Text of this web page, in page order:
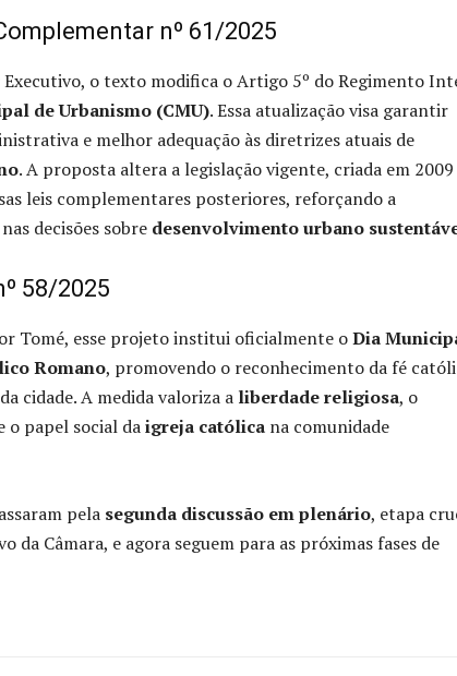
nº 61/2025
o texto modifica o Artigo 5º do Regimento
de Urbanismo (CMU). Essa atualização visa garantir
e melhor adequação às diretrizes atuais de
. A proposta altera a legislação vigente, criada em 2009
leis complementares posteriores, reforçando a
decisões sobre desenvolvimento urbano
58/2025
Tomé, esse projeto institui oficialmente oDia
Romano, promovendo o reconhecimento da fé
cidade. A medida valoriza a liberdade religiosa, o
papel social daigreja católica na comunidade
pela segunda discussão em plenário, etapa
da Câmara, e agora seguem para as próximas fases de